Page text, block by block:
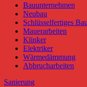
Bauunternehmen
Neubau
Schlüsselfertiges
Mauerarbeiten
Klinker
Elektriker
Wärmedämmung
Abbrucharbeiten
Sanierung